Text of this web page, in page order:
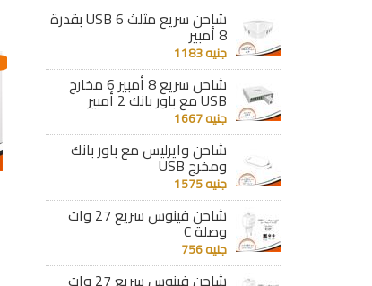
شاحن سريع مثلث 6 USB بقدرة
8 أمبير
جنيه 1183
شاحن سريع 8 أمبير 6 مخارج
USB مع باور بانك 2 أمبير
جنيه 1667
شاحن وايرليس مع باور بانك
ومخرج USB
جنيه 1575
شاحن فينوس سريع 27 وات
وصلة C
جنيه 756
شاحن فينوس سريع 27 وات